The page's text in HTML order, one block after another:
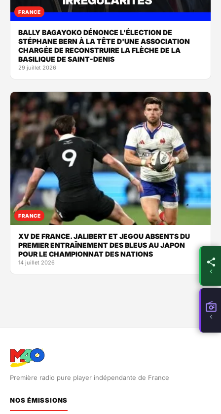
FRANCE
BALLY BAGAYOKO DÉNONCE L'ÉLECTION DE
STÉPHANE BERN À LA TÊTE D'UNE ASSOCIATION
CHARGÉE DE RECONSTRUIRE LA FLÈCHE DE LA
BASILIQUE DE SAINT-DENIS
29 juillet 2026
FRANCE
XV DE FRANCE. JALIBERT ET JEGOU ABSENTS DU
PREMIER ENTRAÎNEMENT DES BLEUS AU JAPON
POUR LE CHAMPIONNAT DES NATIONS
14 juillet 2026
Première radio pure player indépendante de France
NOS ÉMISSIONS